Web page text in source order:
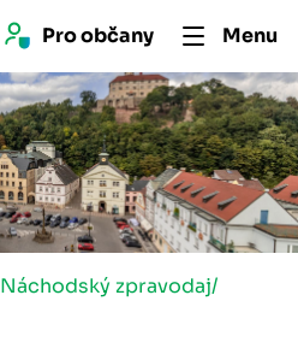
Pro občany Menu
Náchodský zpravodaj/